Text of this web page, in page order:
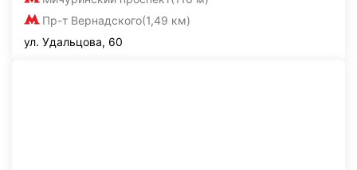
Пр-т Вернадского(1,49 км)
ул. Удальцова, 60